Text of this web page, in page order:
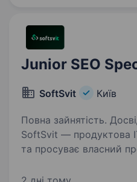
Junior SEO
SoftSvit Київ
Повна зайнятість.
SoftSvit — продуктова
та просуває власний
поруч із тими, хто вже